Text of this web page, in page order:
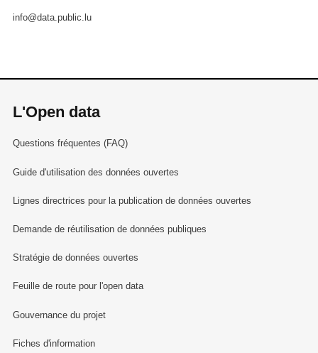
info@data.public.lu
L'Open data
Questions fréquentes (FAQ)
Guide d'utilisation des données ouvertes
Lignes directrices pour la publication de données ouvertes
Demande de réutilisation de données publiques
Stratégie de données ouvertes
Feuille de route pour l'open data
Gouvernance du projet
Fiches d'information